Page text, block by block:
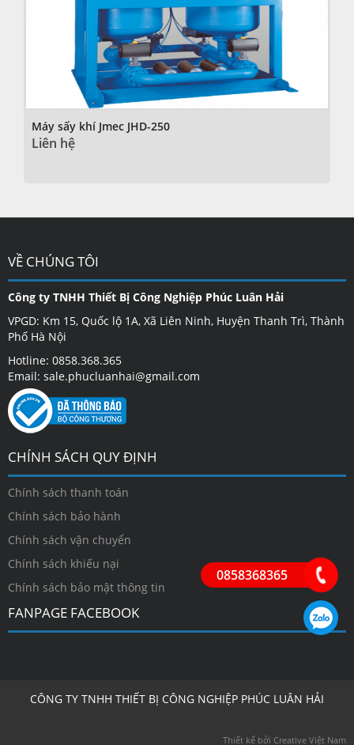
Máy sấy khí Jmec JHD-250
Liên hệ
VỀ CHÚNG TÔI
Công ty TNHH Thiết Bị Công Nghiệp Phúc Luân Hải
VPGD: Km 15, Quốc lộ 1A, Xã Liên Ninh, Huyện Thanh Trì, Thành
Phố Hà Nội
Hotline: 0858.368.365
Email: sale.phucluanhai@gmail.com
CHÍNH SÁCH QUY ĐỊNH
Chính sách thanh toán
Chính sách bảo hành
Chính sách vận chuyển
Chính sách khiếu nại
Chính sách bảo mật thông tin
FANPAGE FACEBOOK
CÔNG TY TNHH THIẾT BỊ CÔNG NGHIỆP PHÚC LUÂN HẢI
Thiết kế bởi Creative Việt Nam
0858368365